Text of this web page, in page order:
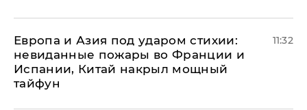
Европа и Азия под ударом стихии:
невиданные пожары во Франции и
Испании, Китай накрыл мощный
тайфун
11:32